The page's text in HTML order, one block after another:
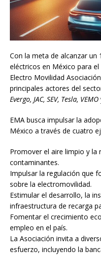
Con la meta de alcanzar un
eléctricos en México para
Electro Movilidad
principales actores del
Evergo, JAC, SEV, Tesla, VEMO
EMA busca impulsar la
México a través de cuatro
Promover el aire limpio y la
contaminantes.
Impulsar la regulación que
sobre la electromovilidad.
Estimular el desarrollo, la
infraestructura de recarga
Fomentar el crecimiento
empleo en el país.
La Asociación invita a
esfuerzo, incluyendo la